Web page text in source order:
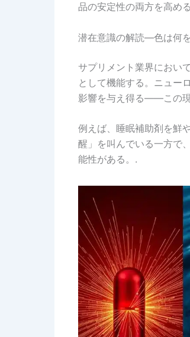
品の安定性の両方を高め
潜在意識の解読―色は何
サプリメント業界におい
として機能する。ニュー
影響を与え得る——この
例えば、睡眠補助剤を鮮
醒」を叫んでいる一方で
能性がある。.